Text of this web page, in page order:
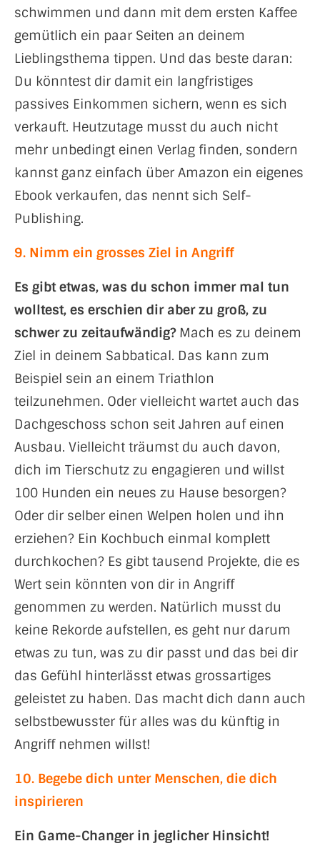
schwimmen und dann mit dem ersten Kaffee
gemütlich ein paar Seiten an deinem
Lieblingsthema tippen. Und das beste daran:
Du könntest dir damit ein langfristiges
passives Einkommen sichern, wenn es sich
verkauft. Heutzutage musst du auch nicht
mehr unbedingt einen Verlag finden, sondern
kannst ganz einfach über Amazon ein eigenes
Ebook verkaufen, das nennt sich Self-
Publishing.
9. Nimm ein grosses Ziel in Angriff
Es gibt etwas, was du schon immer mal tun
wolltest, es erschien dir aber zu groß, zu
schwer zu zeitaufwändig?Mach es zu deinem
Ziel in deinem Sabbatical. Das kann zum
Beispiel sein an einem Triathlon
teilzunehmen. Oder vielleicht wartet auch das
Dachgeschoss schon seit Jahren auf einen
Ausbau. Vielleicht träumst du auch davon,
dich im Tierschutz zu engagieren und willst
100 Hunden ein neues zu Hause besorgen?
Oder dir selber einen Welpen holen und ihn
erziehen? Ein Kochbuch einmal komplett
durchkochen? Es gibt tausend Projekte, die es
Wert sein könnten von dir in Angriff
genommen zu werden. Natürlich musst du
keine Rekorde aufstellen, es geht nur darum
etwas zu tun, was zu dir passt und das bei dir
das Gefühl hinterlässt etwas grossartiges
geleistet zu haben. Das macht dich dann auch
selbstbewusster für alles was du künftig in
Angriff nehmen willst!
10. Begebe dich unter Menschen, die dich
inspirieren
Ein Game-Changer in jeglicher Hinsicht!